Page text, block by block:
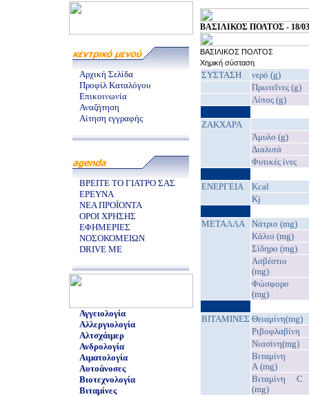
Αρχική Σελίδα
Προφίλ Καταλόγου
Επικοινωνία
Αναζήτηση
Αίτηση εγγραφής
ΒΡΕΙΤΕ ΤΟ ΓΙΑΤΡΟ ΣΑΣ
ΕΡΕΥΝΑ
ΝΕΑ ΠΡΟΪΟΝΤΑ
ΟΡΟΙ ΧΡΗΣΗΣ
ΕΦΗΜΕΡΙΕΣ
ΝΟΣΟΚΟΜΕΙΩΝ
DRIVE ME
Αγγειολογία
Αλλεργιολογία
Αλτσχάιμερ
Ανδρολογία
Αιματολογία
Αυτοάνοσες
Βιοτεχνολογία
Βιταμίνες
ΒΑΣΙΛΙΚΟΣ ΠΟΛΤΟΣ - 18/
ΒΑΣΙΛΙΚΟΣ ΠΟΛΤΟΣ
Χημική σύσταση
ΣΥΣΤΑΣΗ
νερό (g)
Πρωτεΐνες (g)
Λίπος (g)
ΖΑΚΧΑΡΑ
Άμυλο (g)
Διαλυτά
Φυτικές ίνες
EΝΕΡΓΕΙΑ
Kcal
Kj
ΜΕΤΑΛΛΑ
Νάτριο (mg)
Κάλιο (mg)
Σίδηρο (mg)
Ασβέστιο
(mg)
Φώσφορο
(mg)
ΒΙΤΑΜΙΝΕΣ Θειαμίνη(mg)
Ριβοφλαβίνη
Νιασίνη(mg)
Βιταμίνη
A (mg)
Βιταμίνη C
(mg)